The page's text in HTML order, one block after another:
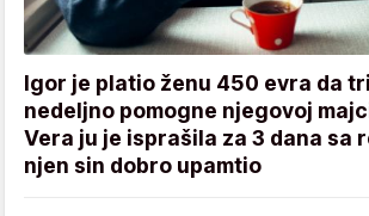
Igor je platio ženu 450 evra da
nedeljno pomogne njegovoj
Vera ju je isprašila za 3 dana sa
njen sin dobro upamtio